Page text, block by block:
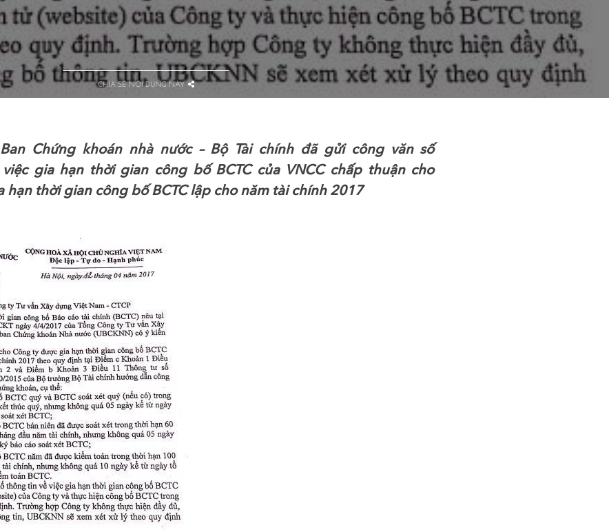
CHIA SẺ NỘI DUNG NÀY
Chứng khoán nhà nước – Bộ Tài chính đã gửi công văn số
việc gia hạn thời gian công bố BCTC của VNCC chấp thuận cho
hạn thời gian công bố BCTC lập cho năm tài chính 2017